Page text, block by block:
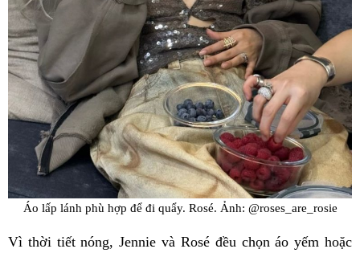
Áo lấp lánh phù hợp để đi quẩy. Rosé. Ảnh: @roses_are_rosie
Vì thời tiết nóng, Jennie và Rosé đều chọn áo yếm hoặc